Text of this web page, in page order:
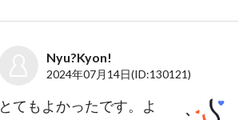
Nyu?Kyon!
2024年07月14日(ID:130121)
とてもよかったです。よ